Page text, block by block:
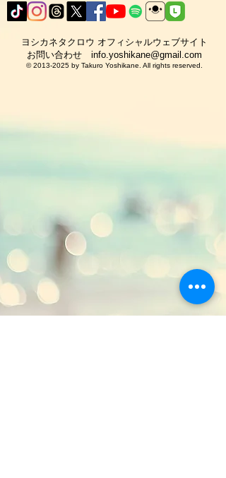
ヨシカネタクロウ オフィシャルウェブサイト​
​お問い合わせ info.yoshikane@gmail.com
©2013-2025 by Takuro Yoshikane. All rights reserved.